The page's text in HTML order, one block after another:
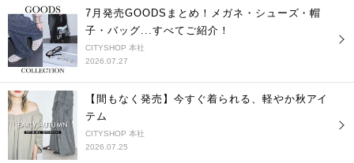
7月発売GOODSまとめ！メガネ・シューズ・帽
子・バッグ...すべてご紹介！
CITYSHOP 本社
2026.07.27
【間もなく発売】今すぐ着られる、軽やか秋アイ
テム
CITYSHOP 本社
2026.07.25